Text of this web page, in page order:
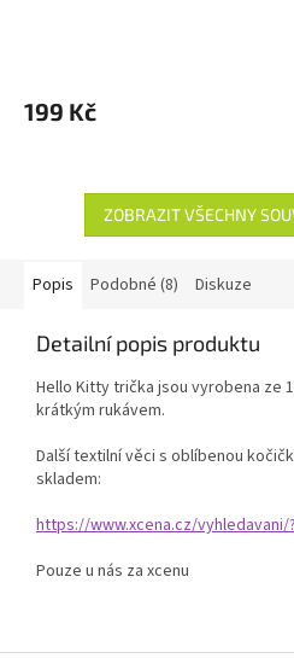
199 Kč
ZOBRAZIT VŠECHNY
Popis Podobné (8) Diskuze
Detailní popis produktu
Hello Kitty trička jsou vyrobena ze
krátkým rukávem.
Další textilní věci s oblíbenou
skladem:
https://www.xcena.cz/
Pouze u nás za xcenu